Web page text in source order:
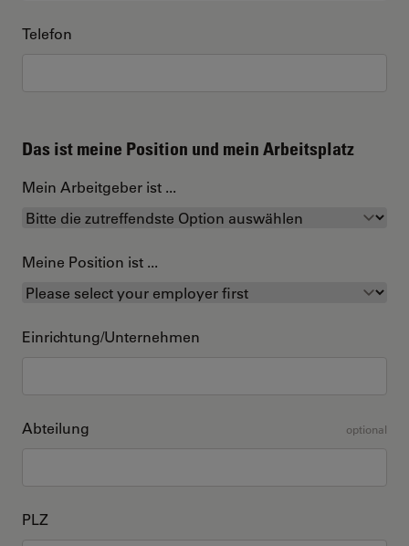
Telefon
Das ist meine Position und mein Arbeitsplatz
Mein Arbeitgeber ist ...
Meine Position ist ...
Einrichtung/Unternehmen
Abteilung optional
PLZ